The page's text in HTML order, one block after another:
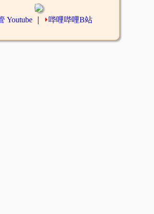
Youtube ⏵哔哩哔哩B站